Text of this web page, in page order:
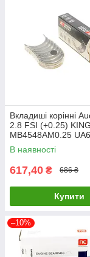
Вкладиші корінні
2.8 FSI (+0.25) KING
MB4548AM0.25
В наявності
617,40 ₴ 686 ₴
Купити
–10%